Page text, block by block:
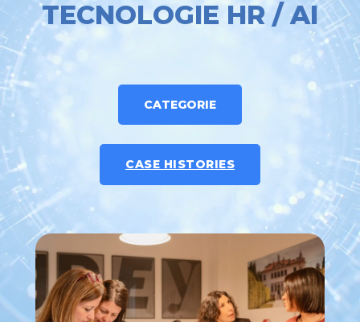
TECNOLOGIE HR / AI
CATEGORIE
CASE HISTORIES